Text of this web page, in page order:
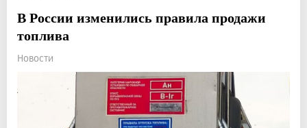
В России изменились правила продажи
топлива
Новости